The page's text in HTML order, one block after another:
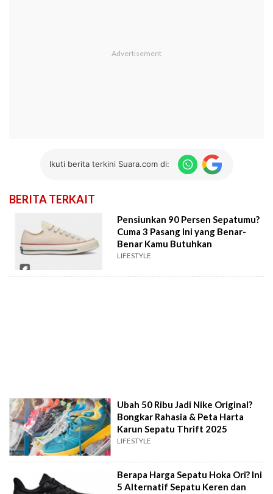
Ikuti berita terkini Suara.com di:
BERITA TERKAIT
Pensiunkan 90 Persen Sepatumu?
Cuma 3 Pasang Ini yang Benar-
Benar Kamu Butuhkan
LIFESTYLE
Ubah 50 Ribu Jadi Nike Original?
Bongkar Rahasia & Peta Harta
Karun Sepatu Thrift 2025
LIFESTYLE
Berapa Harga Sepatu Hoka Ori? Ini
5 Alternatif Sepatu Keren dan